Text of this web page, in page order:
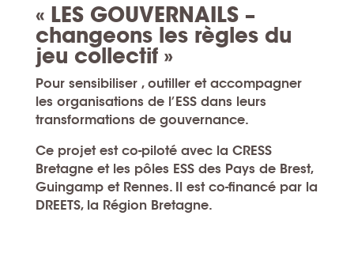
« LES GOUVERNAILS –
changeons les règles du
jeu collectif »
Pour sensibiliser , outiller et accompagner
les organisations de l’ESS dans leurs
transformations de gouvernance.
Ce projet est co-piloté avec la CRESS
Bretagne et les pôles ESS des Pays de Brest,
Guingamp et Rennes. Il est co-financé par la
DREETS, la Région Bretagne.